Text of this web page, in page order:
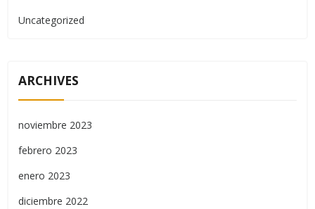
Uncategorized
ARCHIVES
noviembre 2023
febrero 2023
enero 2023
diciembre 2022